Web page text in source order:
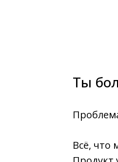
Ты
Всё, что